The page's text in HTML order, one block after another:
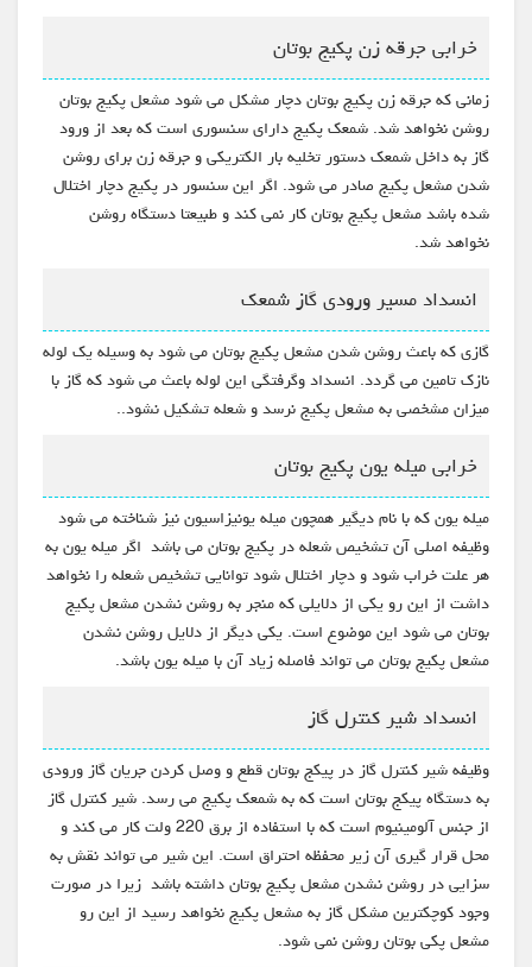
خرابی جرقه زن پکیج بوتان
زمانی که جرقه زن پکیج بوتان دچار مشکل می شود مشعل پکیج بوتان
روشن نخواهد شد. شمعک پکیج دارای سنسوری است که بعد از ورود
گاز به داخل شمعک دستور تخلیه بار الکتریکی و جرقه زن برای روشن
شدن مشعل پکیج صادر می شود. اگر این سنسور در پکیج دچار اختلال
شده باشد مشعل پکیج بوتان کار نمی کند و طبیعتا دستگاه روشن
نخواهد شد.
انسداد مسیر ورودی گاز شمعک
گازی که باعث روشن شدن مشعل پکیج بوتان می شود به وسیله یک لوله
نازک تامین می گردد. انسداد وگرفتگی این لوله باعث می شود که گاز با
میزان مشخصی به مشعل پکیج نرسد و شعله تشکیل نشود..
خرابی میله یون پکیج بوتان
میله یون که با نام دیگیر همچون میله یونیزاسیون نیز شناخته می شود
وظیفه اصلی آن تشخیص شعله در پکیج بوتان می باشد اگر میله یون به
هر علت خراب شود و دچار اختلال شود توانایی تشخیص شعله را نخواهد
داشت از این رو یکی از دلایلی که منجر به روشن نشدن مشعل پکیج
بوتان می شود این موضوع است. یکی دیگر از دلایل روشن نشدن
مشعل پکیج بوتان می تواند فاصله زیاد آن با میله یون باشد.
انسداد شیر کنترل گاز
وظیفه شیر کنترل گاز در پیکج بوتان قطع و وصل کردن جریان گاز ورودی
به دستگاه پیکج بوتان است که به شمعک پکیج می رسد. شیر کنترل گاز
از جنس آلومینیوم است که با استفاده از برق 220 ولت کار می کند و
محل قرار گیری آن زیر محفظه احتراق است. این شیر می تواند نقش به
سزایی در روشن نشدن مشعل پکیج بوتان داشته باشد زیرا در صورت
وجود کوچکترین مشکل گاز به مشعل پکیج نخواهد رسید از این رو
مشعل پکی بوتان روشن نمی شود.